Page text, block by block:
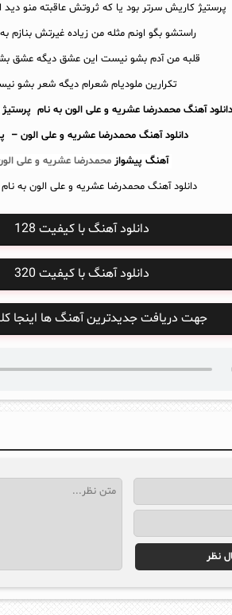
پرستیژ کاریش سرتر بود یا که ثروتش عاقبته منو
راستشو بگو اونم مثله من زیاده غیرتش بنازم
قلبه من آدم بشو نیست این عشق دیگه عشق
تکرارین ملودیام شعرام دیگه شعر بشو
دانلود آهنگ محمدرضا عشریه و علی الون به نام
دانلود آهنگ محمدرضا عشریه و علی الون –
آهنگ پیشواز محمدرضا عشریه و علی
دانلود آهنگ محمدرضا عشریه و علی الون به
دانلود آهنگ با کیفیت 128
دانلود آهنگ با کیفیت 320
جهت دریافت جدیدترین آهنگ ها اینجا